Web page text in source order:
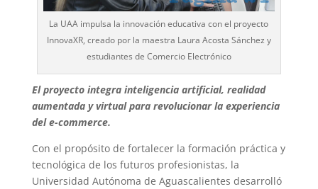
La UAA impulsa la innovación educativa con el proyecto
InnovaXR, creado por la maestra Laura Acosta Sánchez y
estudiantes de Comercio Electrónico
El proyecto integra inteligencia artificial, realidad
aumentada y virtual para revolucionar la experiencia
del e-commerce.
Con el propósito de fortalecer la formación práctica y
tecnológica de los futuros profesionistas, la
Universidad Autónoma de Aguascalientes desarrolló